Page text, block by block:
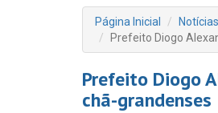
Página Inicial
Notícias
Prefeito Diogo
Prefeito Diogo
chã-grandenses